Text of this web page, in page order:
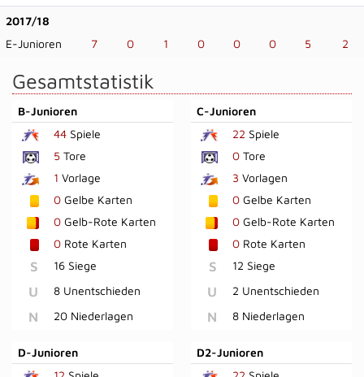
2017/18
E-Junioren
7 0 1 0 0 0 5 2
Gesamtstatistik
B-Junioren
44 Spiele
5 Tore
1 Vorlage
0 Gelbe Karten
0 Gelb-Rote Karten
0 Rote Karten
S 16 Siege
U 8 Unentschieden
N 20 Niederlagen
C-Junioren
22 Spiele
0Tore
3 Vorlagen
0Gelbe Karten
0Gelb-Rote Karten
0Rote Karten
S 12 Siege
U 2 Unentschieden
N 8 Niederlagen
D-Junioren
D2-Junioren